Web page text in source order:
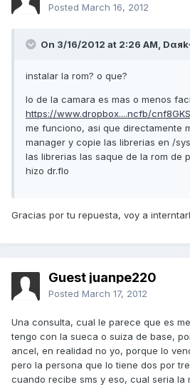
Posted March 16, 2012
On 3/16/2012 at 2:26 AM,
instalar la rom? o que?
lo de la camara es mas o menos
https://www.dropbox....ncfb/
me funciono, asi que directamente
manager y copie las librerias en /
las librerias las saque de la rom de
hizo dr.flo
Gracias por tu repuesta, voy a
Guest juanpe220
Posted March 17, 2012
Una consulta, cual le parece que es
tengo con la sueca o suiza de base,
ancel, en realidad no yo, porque lo
pero la persona que lo tiene dos por
cuando recibe sms y eso, cual seria la